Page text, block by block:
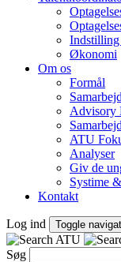
Indstilling
Økonomi
Om os
Formål
Advisory
ATU
Analyser
Giv de
Systime
Kontakt
Log ind Toggle
Søg